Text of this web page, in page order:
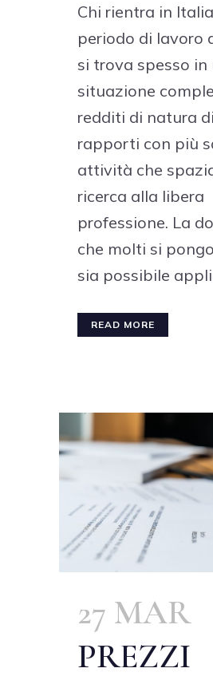
Chi rientra in
periodo di lavoro
si trova spesso in
situazione
redditi di natura
rapporti con più
attività che
ricerca alla libera
professione. La
che molti si
sia possibile
READ MORE
27 MAR
PREZZI